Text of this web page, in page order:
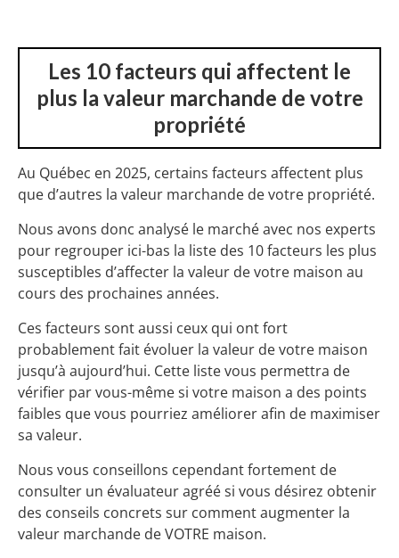
Les 10 facteurs qui affectent le
plus la valeur marchande de votre
propriété
Au Québec en 2025, certains facteurs affectent plus
que d’autres la valeur marchande de votre propriété.
Nous avons donc analysé le marché avec nos experts
pour regrouper ici-bas la liste des 10 facteurs les plus
susceptibles d’affecter la valeur de votre maison au
cours des prochaines années.
Ces facteurs sont aussi ceux qui ont fort
probablement fait évoluer la valeur de votre maison
jusqu’à aujourd’hui. Cette liste vous permettra de
vérifier par vous-même si votre maison a des points
faibles que vous pourriez améliorer afin de maximiser
sa valeur.
Nous vous conseillons cependant fortement de
consulter un évaluateur agréé si vous désirez obtenir
des conseils concrets sur comment augmenter la
valeur marchande de VOTRE maison.